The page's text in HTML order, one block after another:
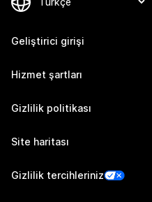
Geliştirici girişi
Hizmet şartları
Gizlilik politikası
Site haritası
Gizlilik tercihleriniz